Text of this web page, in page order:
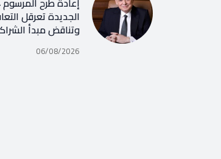
الجديدة تعرقل
وتناقض مبدأ
06/08/2026